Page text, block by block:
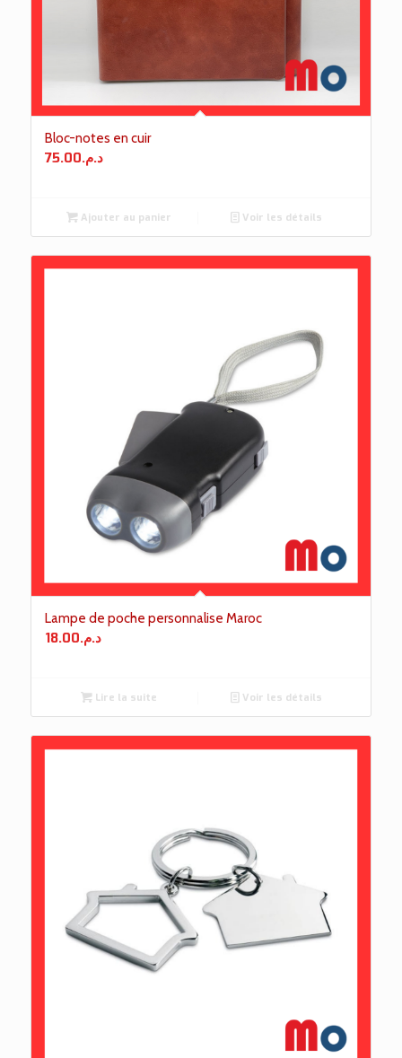
Bloc-notes en cuir
د.م.75.00
Ajouter au panier Voir les détails
Lampe de poche personnalise Maroc
د.م.18.00
Lire la suite Voir les détails